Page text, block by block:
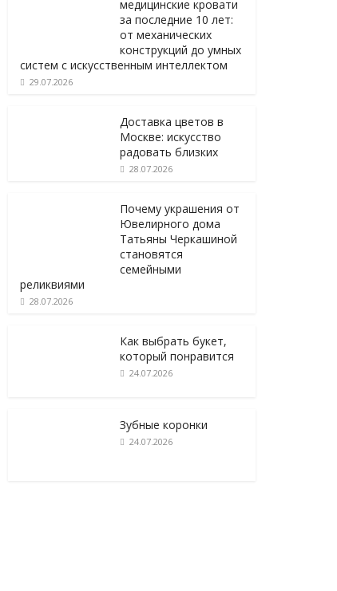
медицинские кровати
за последние 10 лет:
от механических
конструкций до умных
систем с искусственным интеллектом
29.07.2026
Доставка цветов в
Москве: искусство
радовать близких
28.07.2026
Почему украшения от
Ювелирного дома
Татьяны Черкашиной
становятся
семейными
реликвиями
28.07.2026
Как выбрать букет,
который понравится
24.07.2026
Зубные коронки
24.07.2026